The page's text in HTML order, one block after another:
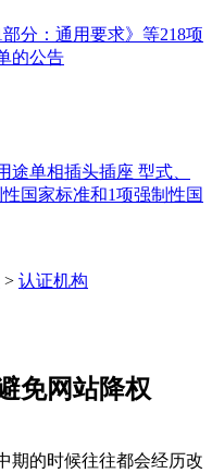
分：通用要求》等218项
的公告
途单相插头插座 型式、
国家标准和1项强制性国
> 认证机构
免网站降权
期的时候往往都会经历改